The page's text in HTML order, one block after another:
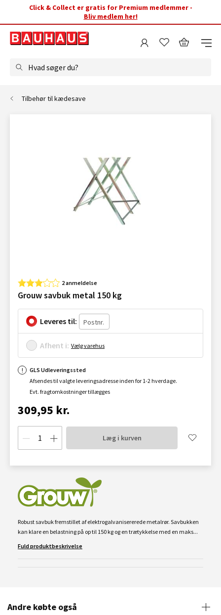
Click & Collect er gratis for Premium medlemmer -
Bliv medlem her!
Hvad søger du?
Tilbehør til kædesave
2 anmeldelse
Grouw savbuk metal 150 kg
Leveres til:
Afhent i: Vælg varehus
GLS Udleveringssted
Afsendes til valgte leveringsadresse inden for 1-2 hverdage.
Evt. fragtomkostninger tillægges
309,95 kr.
Læg i kurven
Robust savbuk fremstillet af elektrogalvanisererede metalrør. Savbukken
kan klare en belastning på op til 150 kg og en trætykkelse med en maks...
Fuld produktbeskrivelse
Andre købte også